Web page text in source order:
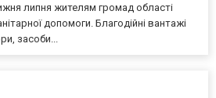
липня жителям громад області
допомоги. Благодійні вантажі
засоби...